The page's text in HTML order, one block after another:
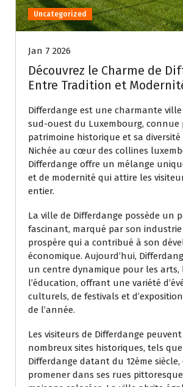
Uncategorized
Jan 7 2026
Découvrez le Charme de
Entre Tradition et
Differdange est une charmante
sud-ouest du Luxembourg, connue
patrimoine historique et sa
Nichée au cœur des collines
Differdange offre un mélange
et de modernité qui attire les
entier.
La ville de Differdange possède un
fascinant, marqué par son
prospère qui a contribué à son
économique. Aujourd’hui,
un centre dynamique pour les
l’éducation, offrant une variété
culturels, de festivals et
de l’année.
Les visiteurs de Differdange
nombreux sites historiques, tels
Differdange datant du 12ème siècle,
promener dans ses rues